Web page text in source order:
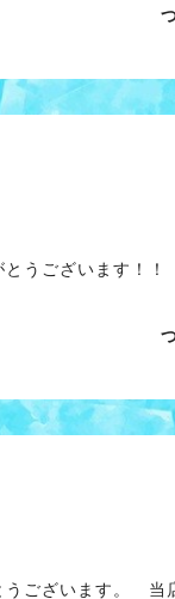
とうございます！
うございます。 当